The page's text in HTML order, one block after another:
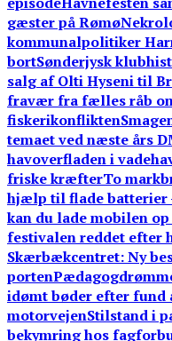
gæster på Rømø
kommunalpolitiker
bortSønderjysk
salg af Olti Hyseni til
fravær fra fælles råb
fiskerikonflikten
temaet ved næste års
havoverfladen i
friske kræfterTo
hjælp til flade batterier
kan du lade mobilen
festivalen reddet efter
Skærbækcentret: Ny
porten
idømt bøder efter fund
motorvejenStilstand i
bekymring hos